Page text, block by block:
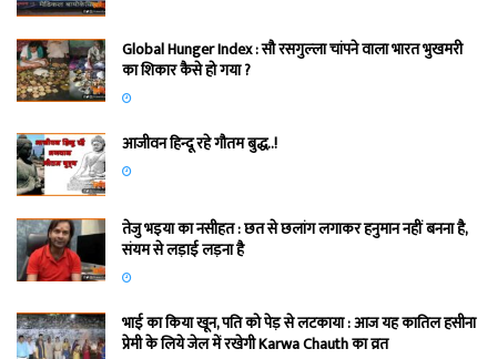
Global Hunger Index : सौ रसगुल्‍ला चांपने वाला भारत भुखमरी
का शिकार कैसे हो गया ?
आजीवन हिन्दू रहे गौतम बुद्ध..!
तेजु भइया का नसीहत : छत से छलांग लगाकर हनुमान नहीं बनना है,
संयम से लड़ाई लड़ना है
भाई का किया खून, पति को पेड़ से लटकाया : आज यह कातिल हसीना
प्रेमी के लिये जेल में रखेगी Karwa Chauth का व्रत